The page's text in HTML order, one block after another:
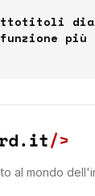
più
al mondo